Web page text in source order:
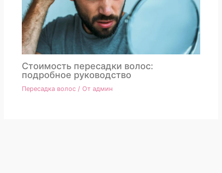
Стоимость пересадки волос:
подробное руководство
Пересадка волос / Отадмин